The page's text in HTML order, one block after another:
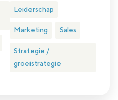
Leiderschap
Marketing Sales
Strategie /
groeistrategie